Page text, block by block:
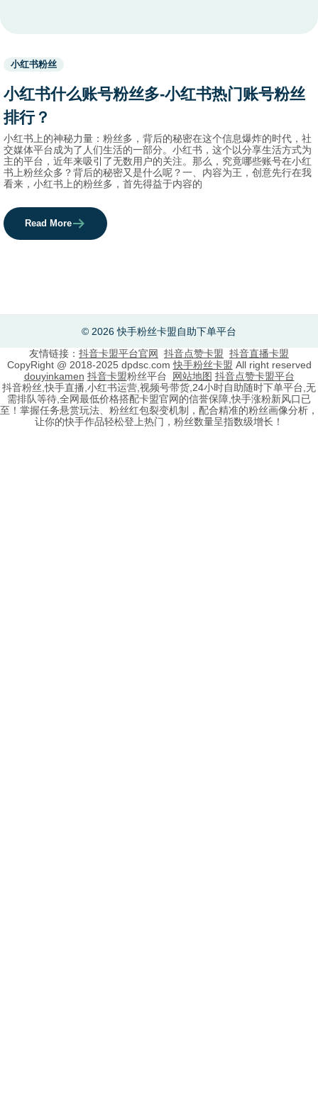
Used
before
names.
小红书粉丝
小红书什么账号粉丝多-小红书热门账号粉丝
排行？
小红书上的神秘力量：粉丝多，背后的秘密在这个信息爆炸的时代，社
交媒体平台成为了人们生活的一部分。小红书，这个以分享生活方式为
主的平台，近年来吸引了无数用户的关注。那么，究竟哪些账号在小红
书上粉丝众多？背后的秘密又是什么呢？一、内容为王，创意先行在我
看来，小红书上的粉丝多，首先得益于内容的
Read More
© 2026 快手粉丝卡盟自助下单平台
友情链接： 抖音卡盟平台官网 抖音点赞卡盟 抖音直播卡盟
CopyRight @ 2018-2025 dpdsc.com快手粉丝卡盟 All right reserved
douyinkamen 抖音卡盟粉丝平台 网站地图 抖音点赞卡盟平台
抖音粉丝,快手直播,小红书运营,视频号带货,24小时自助随时下单平台,无
需排队等待,全网最低价格搭配卡盟官网的信誉保障,快手涨粉新风口已
至！掌握任务悬赏玩法、粉丝红包裂变机制，配合精准的粉丝画像分析，
让你的快手作品轻松登上热门，粉丝数量呈指数级增长！